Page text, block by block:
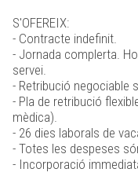
S'OFEREIX:
- Contracte indefinit.
- Jornada complerta.
servei.
- Retribució negociable
- Pla de retribució
mèdica).
- 26 dies laborals de
- Totes les despeses
- Incorporació